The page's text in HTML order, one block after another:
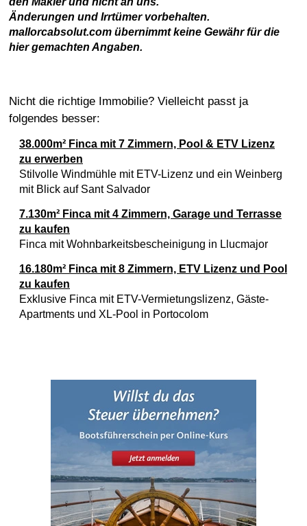
Änderungen und Irrtümer vorbehalten.
mallorcabsolut.com übernimmt keine Gewähr für die
hier gemachten Angaben.
Nicht die richtige Immobilie? Vielleicht passt ja
folgendes besser:
38.000m² Finca mit 7 Zimmern, Pool & ETV Lizenz
zu erwerben
Stilvolle Windmühle mit ETV-Lizenz und ein Weinberg
mit Blick auf Sant Salvador
7.130m² Finca mit 4 Zimmern, Garage und Terrasse
zu kaufen
Finca mit Wohnbarkeitsbescheinigung in Llucmajor
16.180m² Finca mit 8 Zimmern, ETV Lizenz und Pool
zu kaufen
Exklusive Finca mit ETV-Vermietungslizenz, Gäste-
Apartments und XL-Pool in Portocolom